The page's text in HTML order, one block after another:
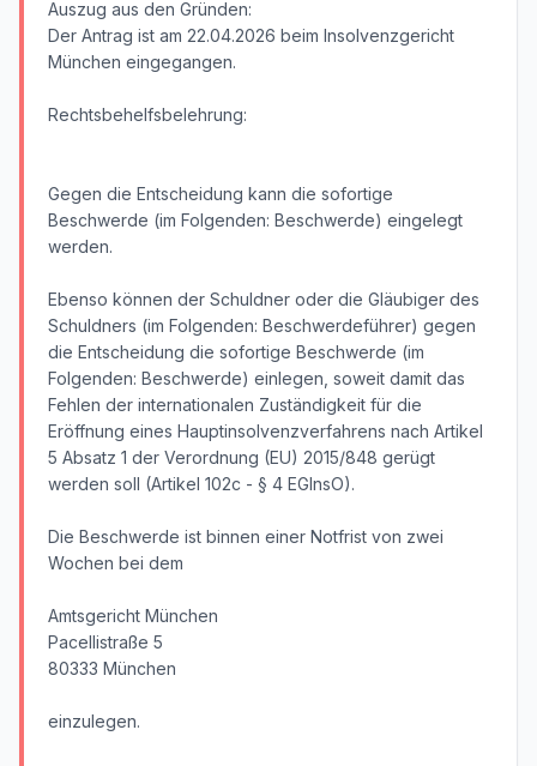
Auszug aus den Gründen:
Der Antrag ist am 22.04.2026 beim Insolvenzgericht
München eingegangen.
Rechtsbehelfsbelehrung:
Gegen die Entscheidung kann die sofortige
Beschwerde (im Folgenden: Beschwerde) eingelegt
werden.
Ebenso können der Schuldner oder die Gläubiger des
Schuldners (im Folgenden: Beschwerdeführer) gegen
die Entscheidung die sofortige Beschwerde (im
Folgenden: Beschwerde) einlegen, soweit damit das
Fehlen der internationalen Zuständigkeit für die
Eröffnung eines Hauptinsolvenzverfahrens nach Artikel
5 Absatz 1 der Verordnung (EU) 2015/848 gerügt
werden soll (Artikel 102c - § 4 EGInsO).
Die Beschwerde ist binnen einer Notfrist von zwei
Wochen bei dem
Amtsgericht München
Pacellistraße 5
80333 München
einzulegen.